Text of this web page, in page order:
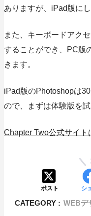
ありますが、 iPad版に
また、キーボードアク
することができ、PC版
きます。
iPad版のPhotoshopは
ので、まずは体験版を
Chapter Two公式サイト
ポスト シ
CATEGORY : WEBデ